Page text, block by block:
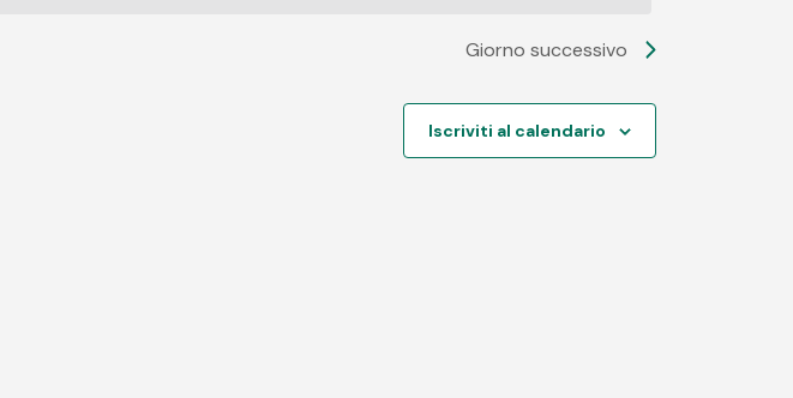
Giorno successivo
Iscriviti al calendario